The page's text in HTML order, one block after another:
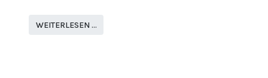
WEITERLESEN …